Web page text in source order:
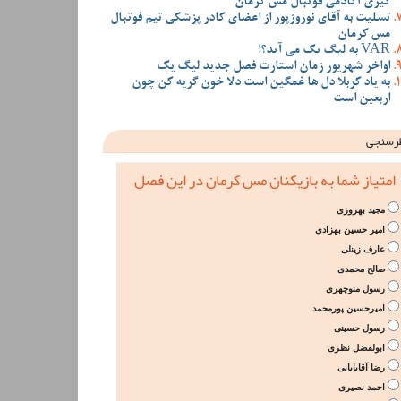
تسلیت به آقای نوروزپور از اعضای کادر پزشکی تیم فوتبال
مس کرمان
VAR به لیگ یک می آید؟!
اواخر شهریور زمان استارت فصل جدید لیگ یک
به یاد کربلا دل ها غمگین است دلا خون گریه کن چون
اربعین است
امتیاز شما به بازیکنان مس کرمان در این فصل
مجید بهروزی
امیر حسین بهزادی
عارف زینلی
صالح محمدی
رسول منوچهری
امیرحسین پورمحمد
رسول حسینی
ابولفضل نظری
رضا آقابابایی
احمد نصیری